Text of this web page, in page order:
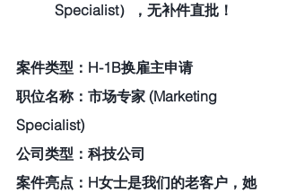
Specialist），无补件直批！
案件类型：H-1B换雇主申请
职位名称：市场专家 (Marketing
Specialist)
公司类型：科技公司
案件亮点：H女士是我们的老客户，她